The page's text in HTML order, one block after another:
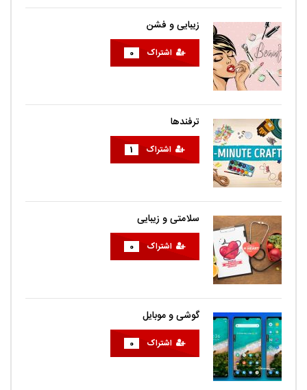
زیبایی و فشن
اشتراک 0
ترفندها
اشتراک 1
سلامتی و زیبایی
اشتراک 0
گوشی و موبایل
اشتراک 0